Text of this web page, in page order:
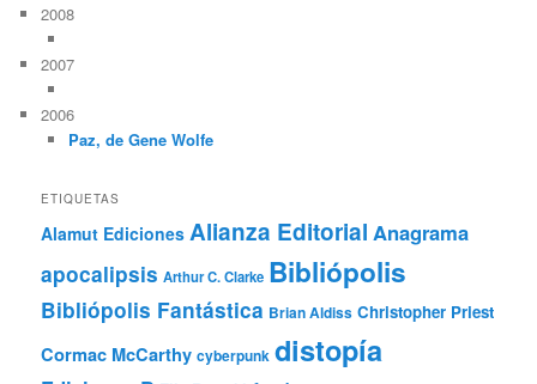
2008
2007
2006
Paz, de Gene Wolfe
ETIQUETAS
Alamut Ediciones Alianza Editorial Anagrama
apocalipsis Arthur C. Clarke Bibliópolis
Bibliópolis Fantástica Brian Aldiss Christopher Priest
Cormac McCarthy cyberpunk distopía